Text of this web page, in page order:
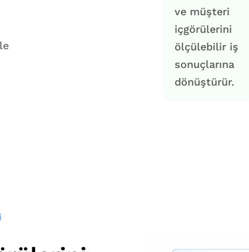
ve müşteri
içgörülerini
ölçülebilir iş
sonuçlarına
dönüştürür.